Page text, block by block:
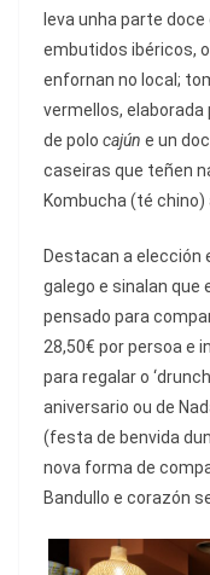
leva unha parte
embutidos ibéricos,
enfornan no local;
vermellos, elaborada
de polo cajún e un
caseiras que teñen
Kombucha (té chino)
Destacan a elección
galego e sinalan que
pensado para
28,50€ por persoa e
para regalar o
aniversario ou de
(festa de benvida
nova forma de
Bandullo e corazón